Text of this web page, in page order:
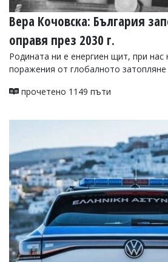
Вера Кочовска: България
оправя през 2030 г.
Родината ни е енергиен щит, при
поражения от глобалното затопляне
прочетено 1149 пъти